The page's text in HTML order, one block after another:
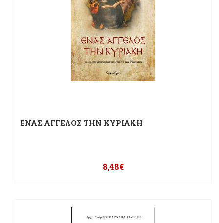
ΕΝΑΣ ΑΓΓΕΛΟΣ ΤΗΝ ΚΥΡΙΑΚΗ
8,48€